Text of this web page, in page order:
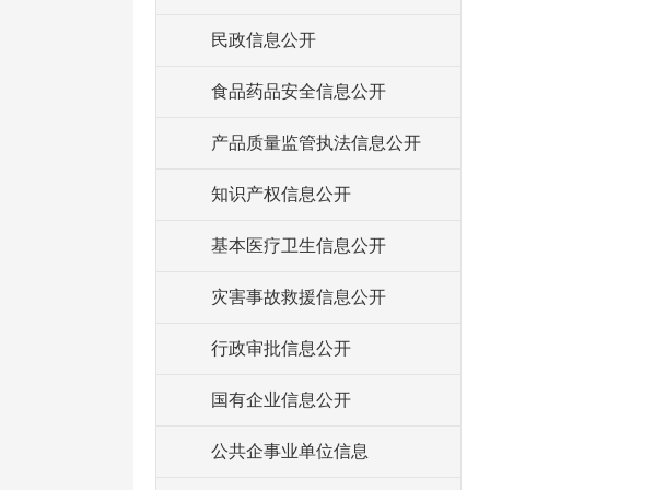
民政信息公开
食品药品安全信息公开
产品质量监管执法信息公开
知识产权信息公开
基本医疗卫生信息公开
灾害事故救援信息公开
行政审批信息公开
国有企业信息公开
公共企事业单位信息